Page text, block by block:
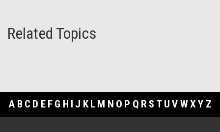
Related Topics
A B C D E F G H I J K L M N O P Q R S T U V WXY Z